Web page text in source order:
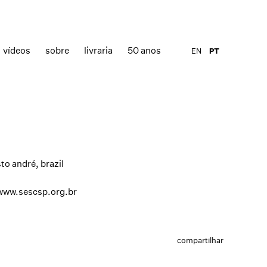
vídeos sobre livraria 50 anos PT
EN
andré, brazil
compartilhar